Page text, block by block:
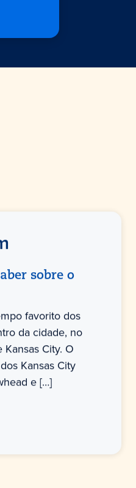
sobre o
favorito dos
da cidade, no
City. O
Kansas City
e […]